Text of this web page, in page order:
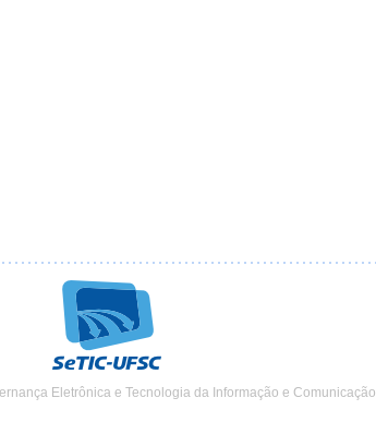
Eletrônica e Tecnologia da Informação e Comunicação